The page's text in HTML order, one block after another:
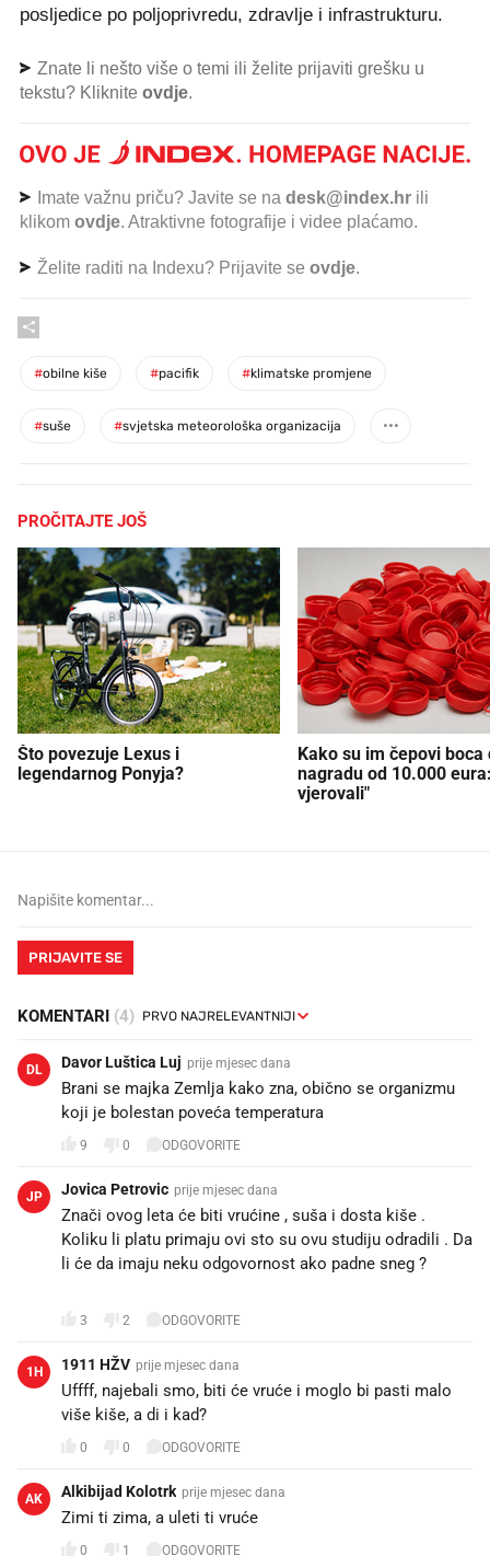
posljedice po poljoprivredu, zdravlje i infrastrukturu.
Znate li nešto više o temi ili želite prijaviti grešku u
tekstu? Kliknite ovdje.
Imate važnu priču? Javite se na desk@index.hr ili
klikom ovdje. Atraktivne fotografije i videe plaćamo.
Želite raditi na Indexu? Prijavite se ovdje.
#obilne kiše #pacifik #klimatske promjene
#suše #svjetska meteorološka organizacija
PROČITAJTE JOŠ
Što povezuje Lexus i
legendarnog Ponyja?
Kako su im čepovi boca
nagradu od 10.000
vjerovali"
PRIJAVITE SE
KOMENTARI (4)
DL Davor Luštica Luj prije mjesec dana
Brani se majka Zemlja kako zna, obično se organizmu
koji je bolestan poveća temperatura
9 0 ODGOVORITE
JP Jovica Petrovic prije mjesec dana
Znači ovog leta će biti vrućine , suša i dosta kiše .
Koliku li platu primaju ovi sto su ovu studiju odradili . Da
li će da imaju neku odgovornost ako padne sneg ?🤣🤣
3 2 ODGOVORITE
1H 1911 HŽV prije mjesec dana
Uffff, najebali smo, biti će vruće i moglo bi pasti malo
više kiše, a di i kad?
0 0 ODGOVORITE
AK Alkibijad Kolotrk prije mjesec dana
Zimi ti zima, a uleti ti vruće 🤣
0 1 ODGOVORITE